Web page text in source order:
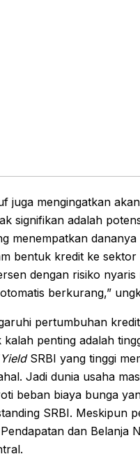
juga mengingatkan
signifikan adalah
menempatkan
bentuk kredit ke
dengan risiko
berkurang,”
pertumbuhan
penting adalah
YieldSRBI yang tinggi
Jadi dunia usaha
beban biaya bunga
SRBI. Meskipun
dan Belanja